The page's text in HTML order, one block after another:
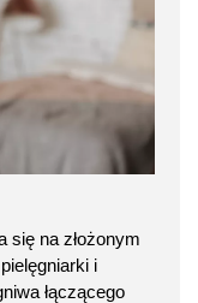
się na złożonym
i
łączącego